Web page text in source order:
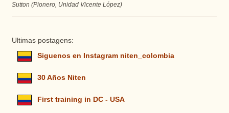
Sutton (Pionero, Unidad Vicente López)
Ultimas postagens:
Siguenos en Instagram niten_colombia
30 Años Niten
First training in DC - USA